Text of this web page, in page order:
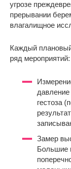
угрозе
прерывании
влагалищное
Каждый
ряд мероприятий:
гестоза
Замер
Большие